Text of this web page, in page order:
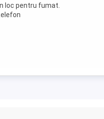
loc pentru fumat.